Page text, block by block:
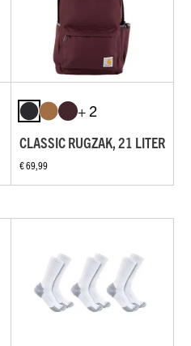
+ 2
CLASSIC RUGZAK, 21 LITER
€ 69,99